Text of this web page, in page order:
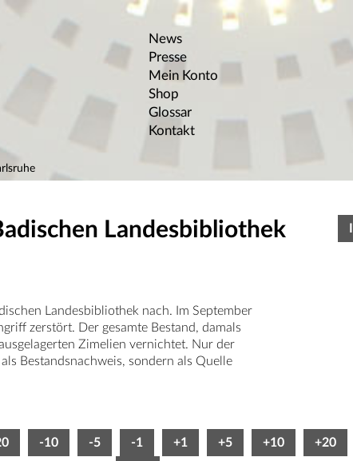
News
Presse
Mein Konto
Shop
Glossar
Kontakt
Landesbibliothek
Landesbibliothek nach. Im September
zerstört. Der gesamte Bestand, damals
Zimelien vernichtet. Nur der
Bestandsnachweis, sondern als Quelle
-10 -5 -1 +1 +5 +10 +20